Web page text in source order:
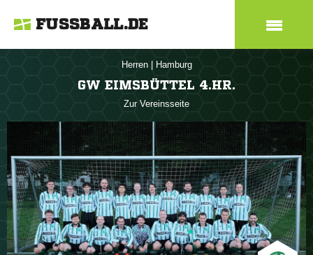
FUSSBALL.DE
Herren Hamburg
GW EIMSBÜTTEL 4.HR.
Zur Vereinsseite